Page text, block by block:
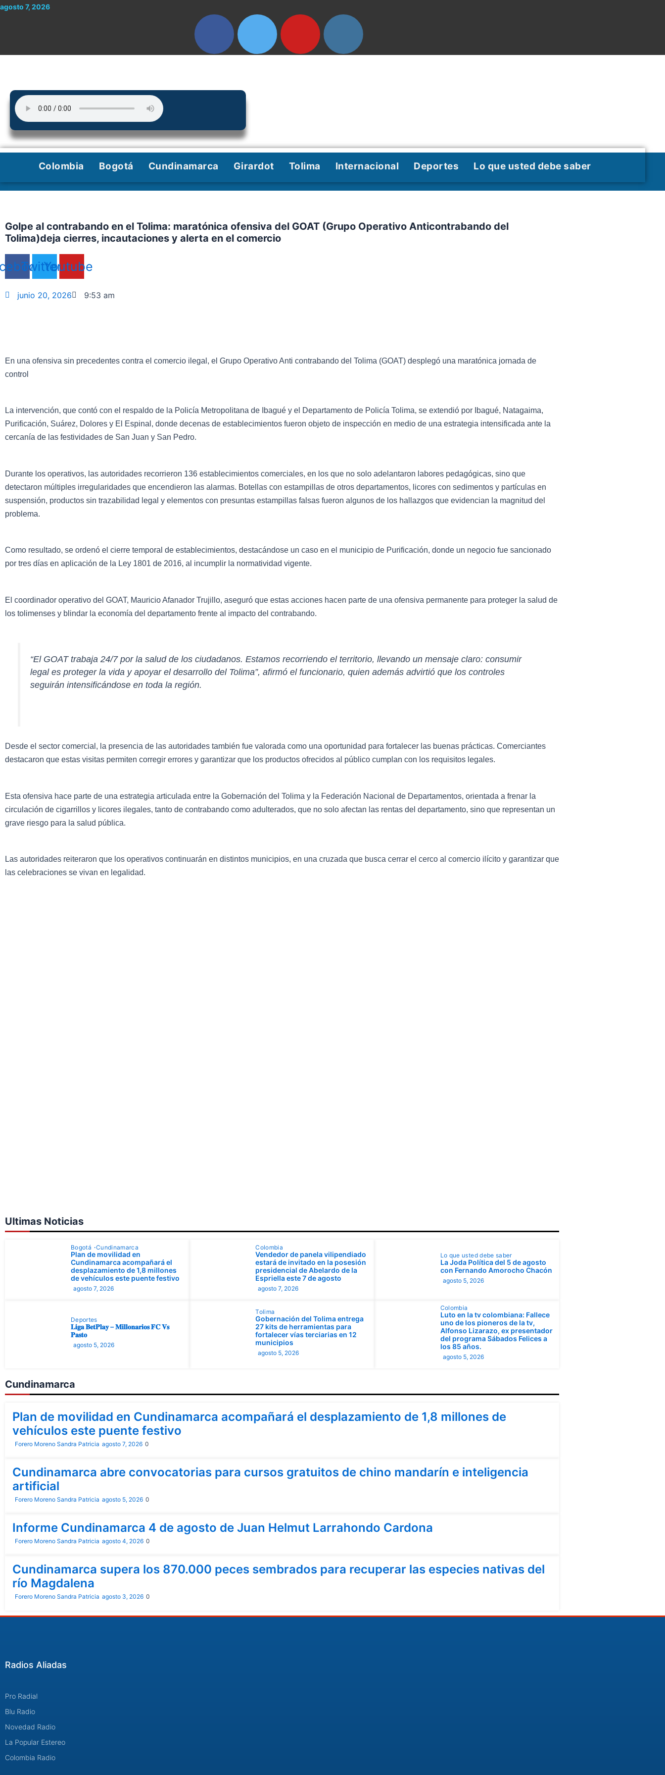
Ir
agosto 7, 2026
Colombia Bogotá Cundinamarca Girardot Tolima Internacional Deportes Lo que usted debe saber
Golpe al contrabando en el Tolima: maratónica ofensiva del GOAT (Grupo Operativo Anticontrabando del
Tolima)deja cierres, incautaciones y alerta en el comercio
TwitterYoutube
junio 20, 2026 9:53 am
En una ofensiva sin precedentes contra el comercio ilegal, el Grupo Operativo Anti contrabando del Tolima (GOAT) desplegó una maratónica jornada de
control
La intervención, que contó con el respaldo de la Policía Metropolitana de Ibagué y el Departamento de Policía Tolima, se extendió por Ibagué, Natagaima,
Purificación, Suárez, Dolores y El Espinal, donde decenas de establecimientos fueron objeto de inspección en medio de una estrategia intensificada ante la
cercanía de las festividades de San Juan y San Pedro.
Durante los operativos, las autoridades recorrieron 136 establecimientos comerciales, en los que no solo adelantaron labores pedagógicas, sino que
detectaron múltiples irregularidades que encendieron las alarmas. Botellas con estampillas de otros departamentos, licores con sedimentos y partículas en
suspensión, productos sin trazabilidad legal y elementos con presuntas estampillas falsas fueron algunos de los hallazgos que evidencian la magnitud del
problema.
Como resultado, se ordenó el cierre temporal de establecimientos, destacándose un caso en el municipio de Purificación, donde un negocio fue sancionado
por tres días en aplicación de la Ley 1801 de 2016, al incumplir la normatividad vigente.
El coordinador operativo del GOAT, Mauricio Afanador Trujillo, aseguró que estas acciones hacen parte de una ofensiva permanente para proteger la salud de
los tolimenses y blindar la economía del departamento frente al impacto del contrabando.
“El GOAT trabaja 24/7 por la salud de los ciudadanos. Estamos recorriendo el territorio, llevando un mensaje claro: consumir
legal es proteger la vida y apoyar el desarrollo del Tolima”, afirmó el funcionario, quien además advirtió que los controles
seguirán intensificándose en toda la región.
Desde el sector comercial, la presencia de las autoridades también fue valorada como una oportunidad para fortalecer las buenas prácticas. Comerciantes
destacaron que estas visitas permiten corregir errores y garantizar que los productos ofrecidos al público cumplan con los requisitos legales.
Esta ofensiva hace parte de una estrategia articulada entre la Gobernación del Tolima y la Federación Nacional de Departamentos, orientada a frenar la
circulación de cigarrillos y licores ilegales, tanto de contrabando como adulterados, que no solo afectan las rentas del departamento, sino que representan un
grave riesgo para la salud pública.
Las autoridades reiteraron que los operativos continuarán en distintos municipios, en una cruzada que busca cerrar el cerco al comercio ilícito y garantizar que
las celebraciones se vivan en legalidad.
Ultimas Noticias
Bogotá Cundinamarca
Plan de movilidad en
Cundinamarca acompañará el
desplazamiento de 1,8 millones
de vehículos este puente festivo
agosto 7, 2026
Colombia
Vendedor de panela vilipendiado
estará de invitado en la posesión
presidencial de Abelardo de la
Espriella este 7 de agosto
agosto 7, 2026
Lo que usted debe saber
La Joda Política del 5 de agosto
con Fernando Amorocho Chacón
agosto 5, 2026
Deportes
𝐋𝐢𝐠𝐚 𝐁𝐞𝐭𝐏𝐥𝐚𝐲 – 𝐌𝐢𝐥𝐥𝐨𝐧𝐚𝐫𝐢𝐨𝐬 𝐅𝐂 𝐕𝐬
𝐏𝐚𝐬𝐭𝐨
agosto 5, 2026
Tolima
Gobernación del Tolima entrega
27 kits de herramientas para
fortalecer vías terciarias en 12
municipios
agosto 5, 2026
Colombia
Luto en la tv colombiana: Fallece
uno de los pioneros de la tv,
Alfonso Lizarazo, ex presentador
del programa Sábados Felices a
los 85 años.
agosto 5, 2026
Cundinamarca
Bogotá Cundinamarca
Plan de movilidad en Cundinamarca acompañará el desplazamiento de 1,8 millones de
vehículos este puente festivo
Forero Moreno Sandra Patricia agosto 7, 2026 0
Cundinamarca
Cundinamarca abre convocatorias para cursos gratuitos de chino mandarín e inteligencia
artificial
Forero Moreno Sandra Patricia agosto 5, 2026 0
Cundinamarca
Informe Cundinamarca 4 de agosto de Juan Helmut Larrahondo Cardona
Forero Moreno Sandra Patricia agosto 4, 2026 0
Cundinamarca
Cundinamarca supera los 870.000 peces sembrados para recuperar las especies nativas del
río Magdalena
Forero Moreno Sandra Patricia agosto 3, 2026 0
Radios Aliadas
Pro Radial
Blu Radio
Novedad Radio
La Popular Estereo
Colombia Radio